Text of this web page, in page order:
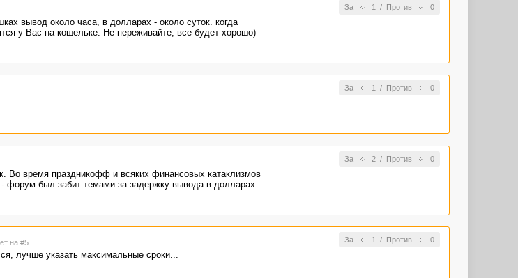
За 1 / Против 0
вывод около часа, в долларах - около суток. когда
у Вас на кошельке. Не переживайте, все будет хорошо)
За 1 / Против 0
За 2/ Против 0
Во время праздникофф и всяких финансовых катаклизмов
форум был забит темами за задержку вывода в долларах...
За 1 / Против 0
на #5
лучше указать максимальные сроки...